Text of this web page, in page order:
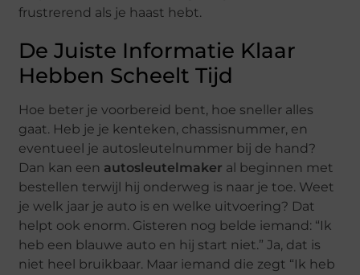
frustrerend als je haast hebt.
De Juiste Informatie Klaar
Hebben Scheelt Tijd
Hoe beter je voorbereid bent, hoe sneller alles
gaat. Heb je je kenteken, chassisnummer, en
eventueel je autosleutelnummer bij de hand?
Dan kan een autosleutelmaker al beginnen met
bestellen terwijl hij onderweg is naar je toe. Weet
je welk jaar je auto is en welke uitvoering? Dat
helpt ook enorm. Gisteren nog belde iemand: “Ik
heb een blauwe auto en hij start niet.” Ja, dat is
niet heel bruikbaar. Maar iemand die zegt “Ik heb